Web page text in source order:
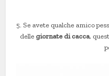
5. Se avete qualche amico
delle giornate di cacca,